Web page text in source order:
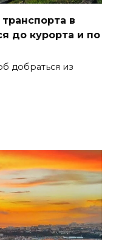
в
до курорта и по
добраться из